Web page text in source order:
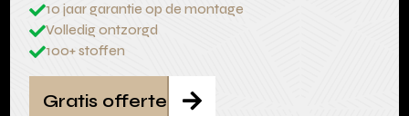
10 jaar garantie op de montage
Volledig ontzorgd
100+ stoffen

Gratis offerte